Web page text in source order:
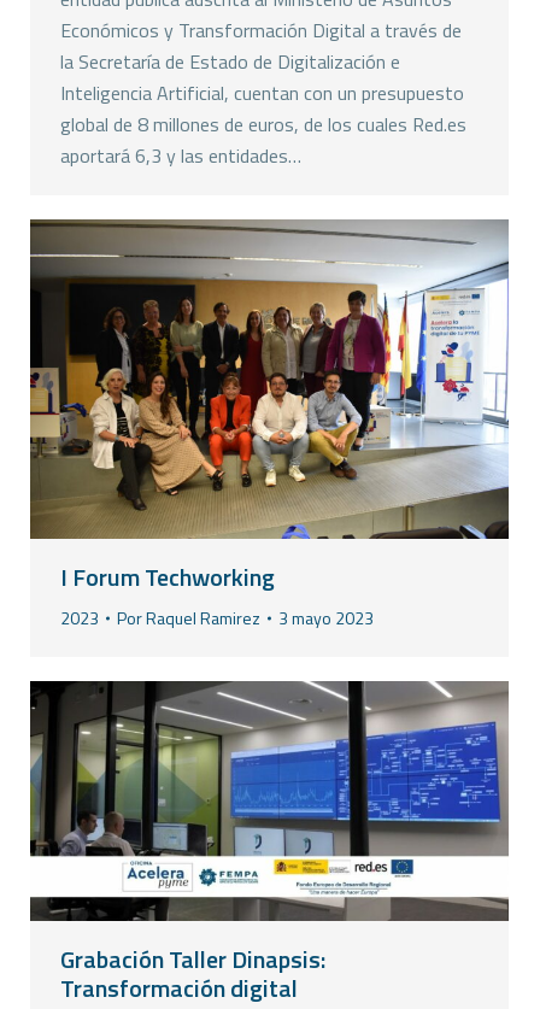
Económicos y Transformación Digital a través de
la Secretaría de Estado de Digitalización e
Inteligencia Artificial, cuentan con un presupuesto
global de 8 millones de euros, de los cuales Red.es
aportará 6,3 y las entidades…
I Forum Techworking
2023 PorRaquel Ramirez 3 mayo 2023
Grabación Taller Dinapsis:
Transformación digital